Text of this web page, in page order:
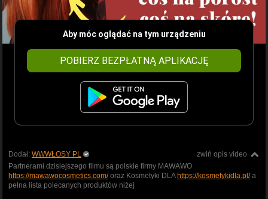
Aby móc oglądać na tym urządzeniu
POBIERZ BEZPŁATNĄ APLIKACJĘ
zwiń opis video
Dodał: WWWŁOSY PL
Partnerami dzisiejszego filmu są polskie firmy MAWAWO
https://mawawocosmetics.com/oraz Kosmetyki DLAhttps://kosmetykidla.pl/a
pełna lista polecanych produktów niżej